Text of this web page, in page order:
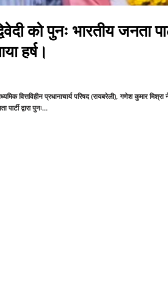
को पुनः भारतीय जनता
हर्ष।
वित्तविहीन प्रधानाचार्य परिषद (रायबरेली), गणेश कुमार मिश्रा
द्वारा पुनः…